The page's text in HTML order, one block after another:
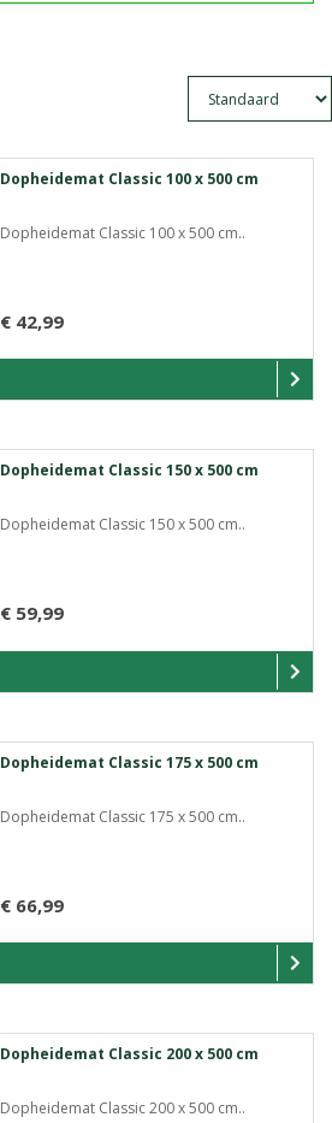
Dopheidemat Classic 100 x 500 cm
Dopheidemat Classic 100 x 500 cm..
€ 42,99
Dopheidemat Classic 150 x 500 cm
Dopheidemat Classic 150 x 500 cm..
€ 59,99
Dopheidemat Classic 175 x 500 cm
Dopheidemat Classic 175 x 500 cm..
€ 66,99
Dopheidemat Classic 200 x 500 cm
Dopheidemat Classic 200 x 500 cm..